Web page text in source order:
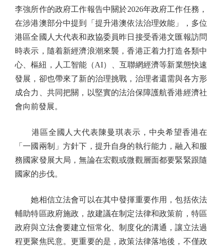
李強所作的政府工作報告中關於2026年政府工作任務，
在涉港澳部分中提到「提升港澳依法治理效能」，多位
港區全國人大代表和政協委員昨日接受香港文匯報訪問
時表示，隨着新經濟浪潮來襲，香港正着力打造各類中
心、樞紐，人工智能（AI）、互聯網經濟等新業態快速
發展，卻也帶來了新的治理挑戰，治理者還需與各方形
成合力、共同把關，以堅實的法治保障護航香港經濟社
會向前發展。
港區全國人大代表陳曼琪表示，中央希望香港在
「一國兩制」方針下，提升自身的執行能力，融入和服
務國家發展大局，無論在宏觀或微觀層面都要緊緊跟隨
國家的步伐。
她相信立法會可以在其中發揮重要作用，包括依法
輔助特區政府施政，故建議在制定法律和政策前，特區
政府與立法會要建立恒常化、制度化的溝通，讓立法過
程更聚焦民意。更重要的是，政策法律落地後，不僅政